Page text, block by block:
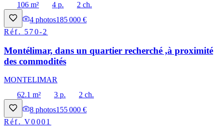
106 m²
4 p.
2 ch.
4 photos185 000 €
Réf. 570-2
Montélimar, dans un quartier recherché ,à proximité
des commodités
MONTELIMAR
62.1 m²
3 p.
2 ch.
8 photos155 000 €
Réf.V0001